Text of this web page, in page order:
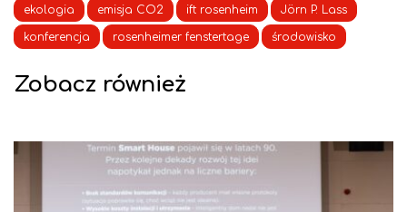
ekologia emisja CO2 ift rosenheim Jörn P. Lass
konferencja rosenheimer fenstertage środowisko
Zobacz również